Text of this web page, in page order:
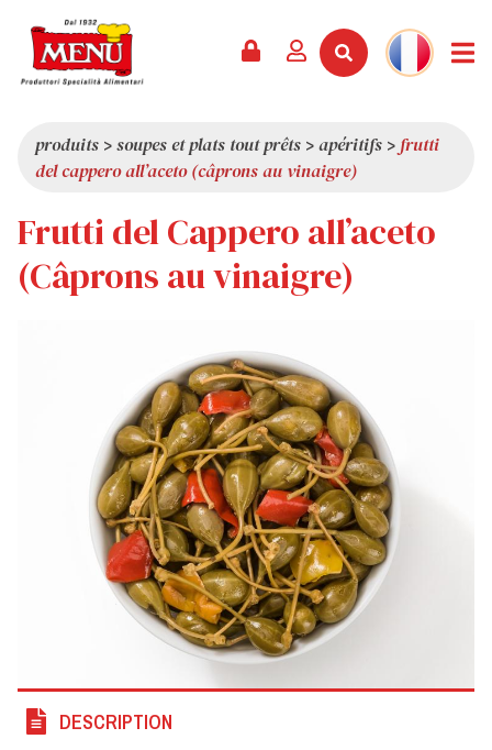
CATALOGUE
SERVICES
DERNIÈRES NOUVEAUTÉS
PRIX
REVUE DE PRESSE
QUI SOMMES-NOUS
QUALITÉ
VALEURS
CURIOSITÉS
SHOWROOM
produits >soupes et plats tout prêts >apéritifs > frutti
del cappero all’aceto (câprons au vinaigre)
Frutti del Cappero all’aceto
(Câprons au vinaigre)
DESCRIPTION